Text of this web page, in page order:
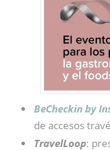
BeCheckin by
de accesos
TravelLoop: